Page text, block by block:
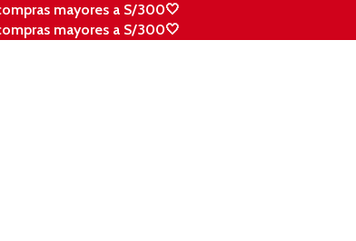
mayores a S/300🤍
mayores a S/300🤍